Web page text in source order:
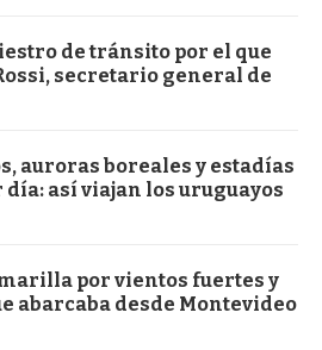
de tránsito por el que
secretario general de
auroras boreales y estadías
día: así viajan los uruguayos
por vientos fuertes y
abarcaba desde Montevideo